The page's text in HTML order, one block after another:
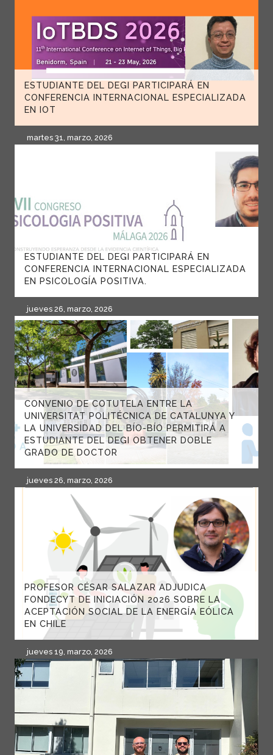
ESTUDIANTE DEL DEGI PARTICIPARÁ EN
CONFERENCIA INTERNACIONAL ESPECIALIZADA
EN IOT
martes 31, marzo, 2026
ESTUDIANTE DEL DEGI PARTICIPARÁ EN
CONFERENCIA INTERNACIONAL ESPECIALIZADA
EN PSICOLOGÍA POSITIVA.
jueves 26, marzo, 2026
CONVENIO DE COTUTELA ENTRE LA
UNIVERSITAT POLITÉCNICA DE CATALUNYA Y
LA UNIVERSIDAD DEL BÍO-BÍO PERMITIRÁ A
ESTUDIANTE DEL DEGI OBTENER DOBLE
GRADO DE DOCTOR
jueves 26, marzo, 2026
PROFESOR CÉSAR SALAZAR ADJUDICA
FONDECYT DE INICIACIÓN 2026 SOBRE LA
ACEPTACIÓN SOCIAL DE LA ENERGÍA EÓLICA
EN CHILE
jueves 19, marzo, 2026